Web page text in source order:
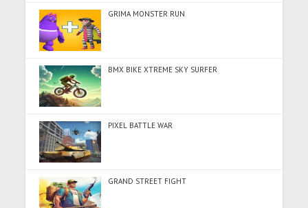
GRIMA MONSTER RUN
BMX BIKE XTREME SKY SURFER
PIXEL BATTLE WAR
GRAND STREET FIGHT